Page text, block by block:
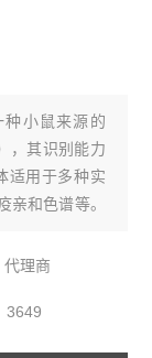
种小鼠来源的
，其识别能力
适用于多种实
亲和色谱等。
。其使用
代理商
3649